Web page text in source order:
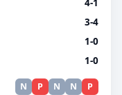
3-4
1-0
1-0
N P N N P